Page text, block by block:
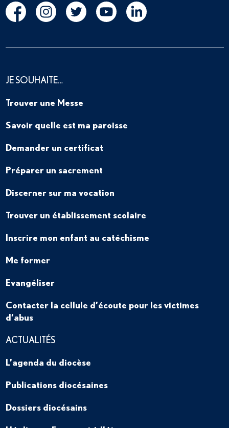
JE SOUHAITE…
Trouver une Messe
Savoir quelle est ma paroisse
Demander un certificat
Préparer un sacrement
Discerner sur ma vocation
Trouver un établissement scolaire
Inscrire mon enfant au catéchisme
Me former
Evangéliser
Contacter la cellule d’écoute pour les victimes
d’abus
ACTUALITÉS
L’agenda du diocèse
Publications diocésaines
Dossiers diocésains